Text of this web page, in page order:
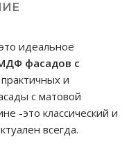
идеальное
фасадов c
и
с матовой
-это классический и
всегда.